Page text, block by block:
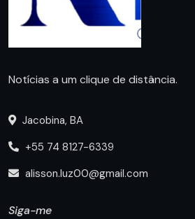
Notícias a um clique de distância.
Jacobina, BA
+55 74 8127-6339
alisson.luz00@gmail.com
Siga-me